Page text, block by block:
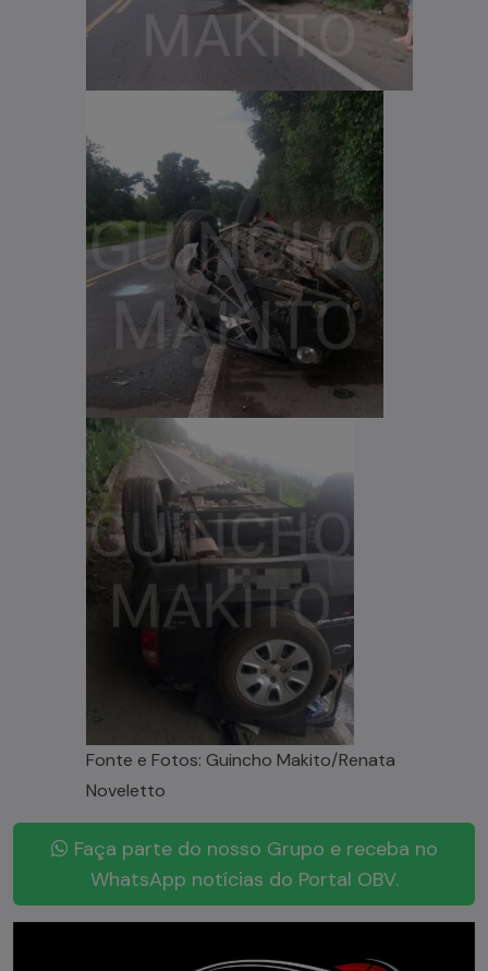
Fonte e Fotos: Guincho Makito/Renata
Noveletto
Faça parte do nosso Grupo e receba no
WhatsApp notícias do Portal OBV.